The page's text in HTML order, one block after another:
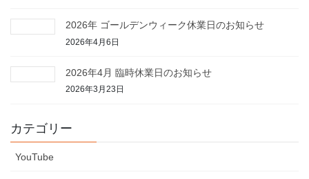
2026年 ゴールデンウィーク休業日のお知らせ
2026年4月6日
2026年4月 臨時休業日のお知らせ
2026年3月23日
カテゴリー
YouTube